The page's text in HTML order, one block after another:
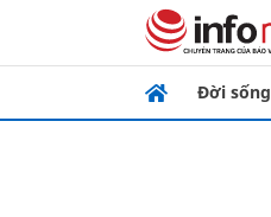
Đời sống